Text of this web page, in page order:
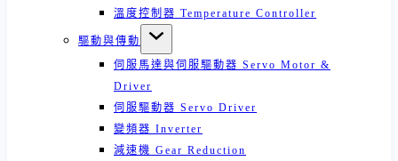
溫度控制器 Temperature Controller
驅動與傳動
伺服馬達與伺服驅動器 Servo Motor &
Driver
伺服驅動器 Servo Driver
變頻器 Inverter
減速機 Gear Reduction